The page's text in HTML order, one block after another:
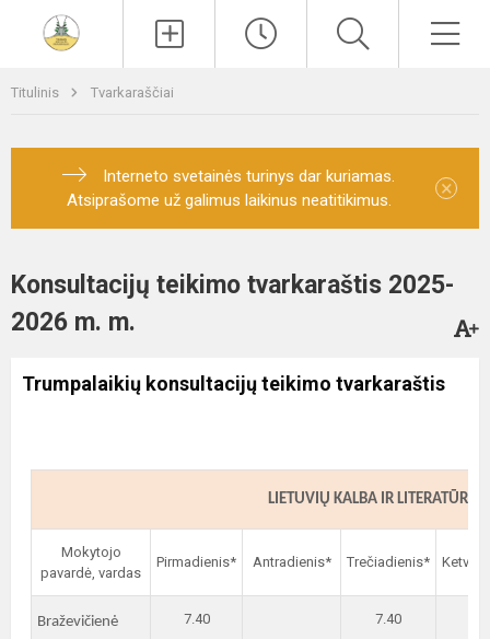
Titulinis Tvarkaraščiai
Interneto svetainės turinys dar kuriamas.
Atsiprašome už galimus laikinus neatitikimus.
×
Konsultacijų teikimo tvarkaraštis 2025-
2026 m. m.
Trumpalaikių konsultacijų teikimo tvarkaraštis
LIETUVIŲ KALBA IR LITERATŪRA
Mokytojo
pavardė, vardas
Pirmadienis* Antradienis* Trečiadienis*
Braževičienė
7.40 7.40